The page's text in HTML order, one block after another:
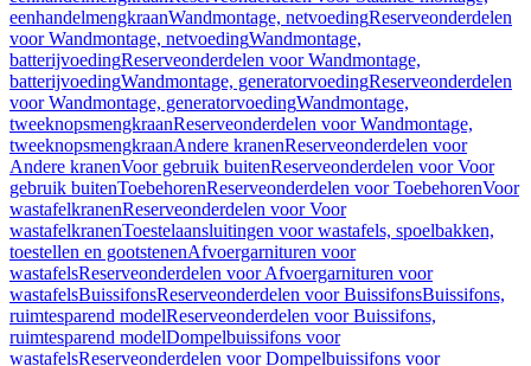
eenhandelmengkraanWandmontage, netvoedingReserveonderdelen
voor Wandmontage, netvoedingWandmontage,
batterijvoedingReserveonderdelen voor Wandmontage,
batterijvoedingWandmontage, generatorvoedingReserveonderdelen
voor Wandmontage, generatorvoedingWandmontage,
tweeknopsmengkraanReserveonderdelen voor Wandmontage,
tweeknopsmengkraanAndere kranenReserveonderdelen voor
Andere kranenVoor gebruik buitenReserveonderdelen voor Voor
gebruik buitenToebehorenReserveonderdelen voor ToebehorenVoor
wastafelkranenReserveonderdelen voor Voor
wastafelkranenToestelaansluitingen voor wastafels, spoelbakken,
toestellen en gootstenenAfvoergarnituren voor
wastafelsReserveonderdelen voor Afvoergarnituren voor
wastafelsBuissifonsReserveonderdelen voor BuissifonsBuissifons,
ruimtesparend modelReserveonderdelen voor Buissifons,
ruimtesparend modelDompelbuissifons voor
wastafelsReserveonderdelen voor Dompelbuissifons voor